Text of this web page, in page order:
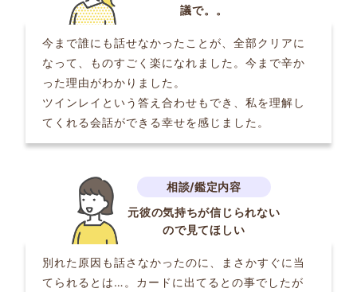
議で。。
今まで誰にも話せなかったことが、全部クリアに
なって、ものすごく楽になれました。今まで辛か
った理由がわかりました。
ツインレイという答え合わせもでき、私を理解し
てくれる会話ができる幸せを感じました。
元彼の気持ちが信じられない
ので見てほしい
別れた原因も話さなかったのに、まさかすぐに当
てられるとは…。カードに出てるとの事でしたが